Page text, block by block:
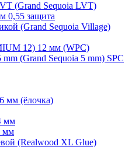
(Grand Sequoia LVT)
0,55 защита
(Grand Sequoia Village)
12) 12 мм (WPC)
(Grand Sequoia 5 mm) SPC
мм (ёлочка)
мм
мм
(Realwood XL Glue)